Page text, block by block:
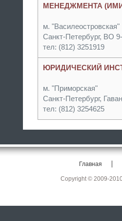
МЕНЕДЖМЕНТА
м. "Василеостровская"
Санкт-Петербург, ВО
тел: (812) 3251919
ЮРИДИЧЕСКИЙ
м. "Приморская"
Санкт-Петербург,
тел: (812) 3254625
Главная
Copyright © 2009-